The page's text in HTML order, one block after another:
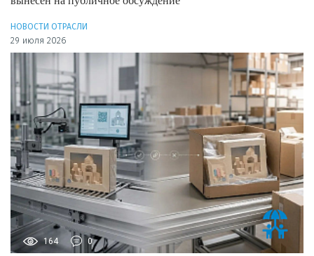
НОВОСТИ ОТРАСЛИ
29 июля 2026
164 0